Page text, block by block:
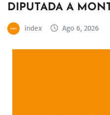
DIPUTADA A
index Ago 6, 2026